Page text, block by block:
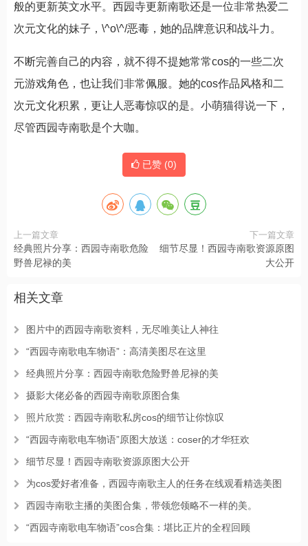
般的更新英文水平。西园寺更新南歌还是一位非常热爱二
次元文化的妹子，\^o\^/恶毒，她的品牌意识和战斗力。
不断完善自己的内容，就不得不提她常常cos的一些二次
元游戏角色，也让我们非常佩服。她的cos作品风格和二
次元文化积累，更让人恶毒惊叹的是。小萌猫得说一下，
尽管西园寺南歌是个大咖。
已赞 (0)
上一篇文章
经典照片分享：西园寺南歌危险
野兽尼禄的美
下一篇文章
细节尽显！西园寺南歌资源原图
大公开
相关文章
图片中的西园寺南歌资料，无尽唯美让人神往
“西园寺南歌电车物语”：高清美图尽在这里
经典照片分享：西园寺南歌危险野兽尼禄的美
摄影大佬必备的西园寺南歌原图合集
照片欣赏：西园寺南歌私房cos的细节让你惊叹
“西园寺南歌电车物语”原图大放送：coser的才华狂欢
细节尽显！西园寺南歌资源原图大公开
为cos爱好者准备，西园寺南歌主人的任务在线观看精选美图
西园寺南歌主播的美图合集，带领您领略不一样的美。
“西园寺南歌电车物语”cos合集：堪比正片的全程回顾